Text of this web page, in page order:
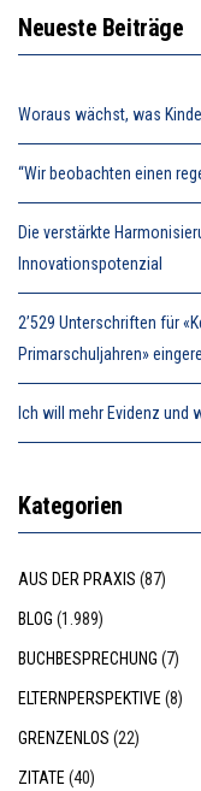
Neueste Beiträge
Woraus wächst, was
“Wir beobachten einen
Die verstärkte
Innovationspotenzial
2’529 Unterschriften für
Primarschuljahren»
Ich will mehr Evidenz und
Kategorien
AUS DER PRAXIS (87)
BLOG (1.989)
BUCHBESPRECHUNG (7)
ELTERNPERSPEKTIVE (8)
GRENZENLOS (22)
ZITATE (40)